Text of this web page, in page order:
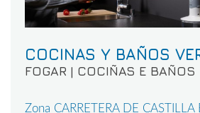
COCINAS Y BAÑOS
FOGAR | COCIÑAS E BAÑOS
Zona CARRETERA DE CASTILLA